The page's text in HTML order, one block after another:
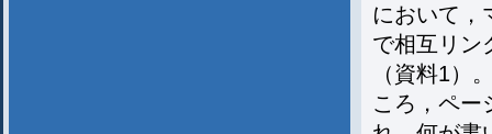
において，
で相互リン
（資料1）
ころ，ペー